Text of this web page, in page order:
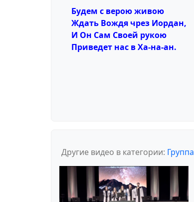
Будем с верою живою
Ждать Вождя чрез Иордан,
И Он Сам Своей рукою
Приведет нас в Ха-на-ан.
Другие видео в категории: Группа